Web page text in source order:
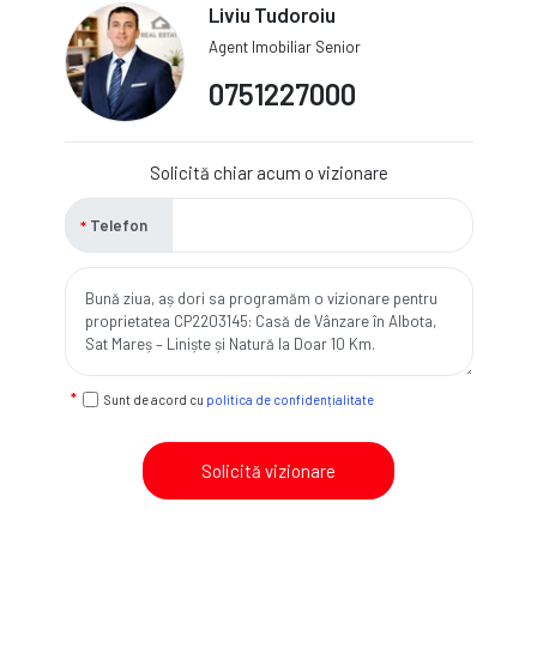
Liviu Tudoroiu
Agent Imobiliar Senior
0751227000
Solicită chiar acum o vizionare
Telefon
Sunt de acord cu politica de confidențialitate
Solicită vizionare